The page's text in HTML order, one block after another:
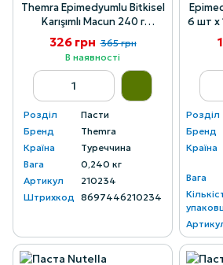
Themra Epimedyumlu Bitkisel
Karışımlı Macun 240 г
(8697446210234)
326 грн 365 грн
В наявності
Розділ
Пасти
Бренд
Themra
Країна
Туреччина
Вага
0,240 кг
Артикул
210234
Штрихкод 8697446210234
6 шт х
Розділ
Бренд
Країна
Вага